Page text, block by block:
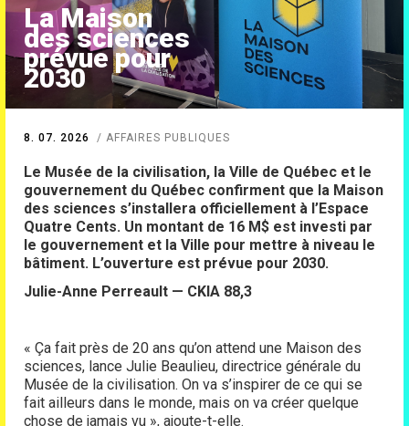
La Maison
des sciences
prévue pour
2030
8. 07. 2026 AFFAIRES PUBLIQUES
Le Musée de la civilisation, la Ville de Québec et le
gouvernement du Québec confirment que la Maison
des sciences s’installera officiellement à l’Espace
Quatre Cents. Un montant de 16 M$ est investi par
le gouvernement et la Ville pour mettre à niveau le
bâtiment. L’ouverture est prévue pour 2030.
Julie-Anne Perreault — CKIA 88,3
« Ça fait près de 20 ans qu’on attend une Maison des
sciences, lance Julie Beaulieu, directrice générale du
Musée de la civilisation. On va s’inspirer de ce qui se
fait ailleurs dans le monde, mais on va créer quelque
chose de jamais vu », ajoute-t-elle.